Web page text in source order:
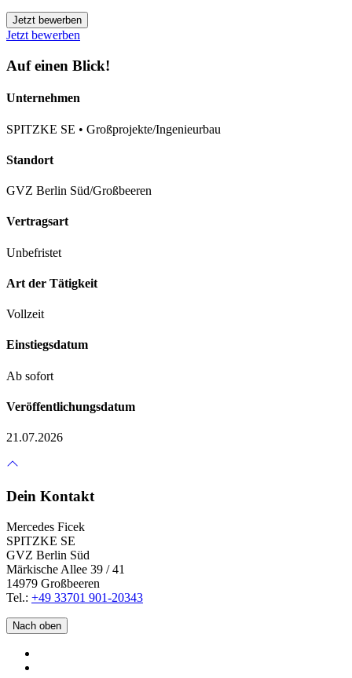
Jetzt bewerben
Jetzt bewerben
Auf einen Blick!
Unternehmen
SPITZKE SE • Großprojekte/Ingenieurbau
Standort
GVZ Berlin Süd/Großbeeren
Vertragsart
Unbefristet
Art der Tätigkeit
Vollzeit
Einstiegsdatum
Ab sofort
Veröffentlichungsdatum
21.07.2026
Dein Kontakt
Mercedes Ficek
SPITZKE SE
GVZ Berlin Süd
Märkische Allee 39 / 41
14979 Großbeeren
Tel.: +49 33701 901-20343
Nach oben